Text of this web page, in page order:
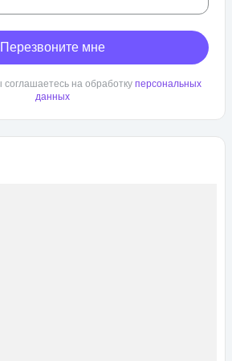
Перезвоните мне
соглашаетесь на обработку персональных
данных